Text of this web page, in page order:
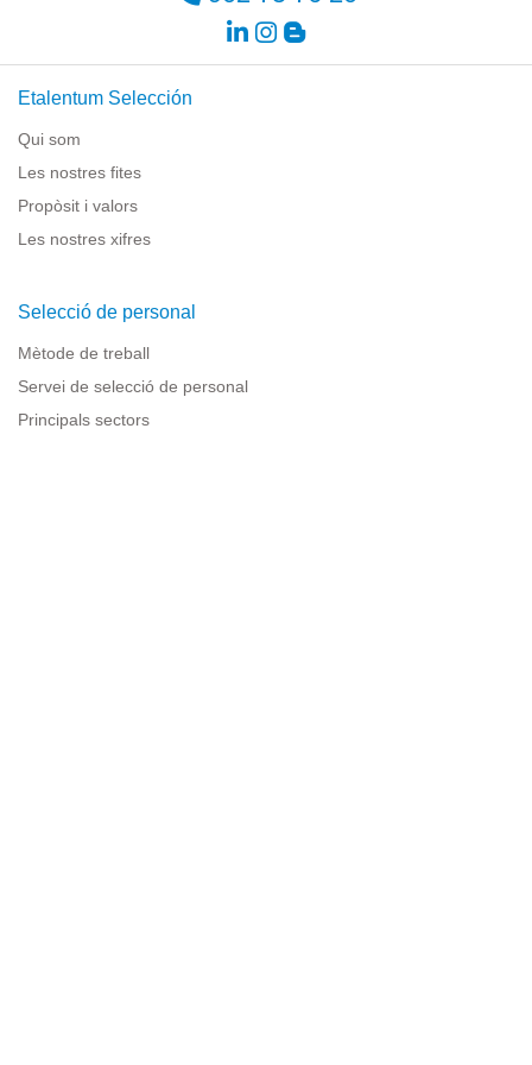
Etalentum Selección
Qui som
Les nostres fites
Propòsit i valors
Les nostres xifres
Selecció de personal
Mètode de treball
Servei de selecció de personal
Principals sectors